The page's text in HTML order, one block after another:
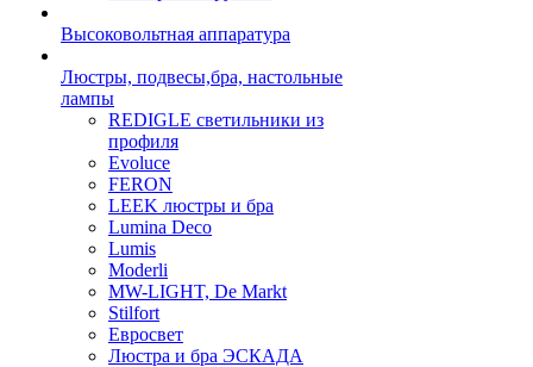
Высоковольтная аппаратура
Люстры, подвесы,бра, настольные
лампы
REDIGLE светильники из
профиля
Evoluce
FERON
LEEK люстры и бра
Lumina Deco
Lumis
Moderli
MW-LIGHT, De Markt
Stilfort
Евросвет
Люстра и бра ЭСКАДА